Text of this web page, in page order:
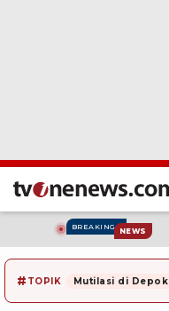
BREAKING NEWS
# TOPIK Mutilasi di Depok